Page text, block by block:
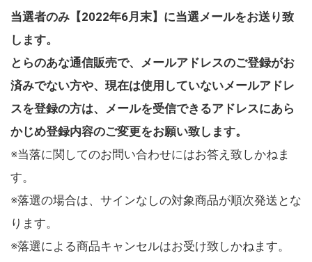
当選者のみ【2022年6月末】に当選メールをお送り致
します。
とらのあな通信販売で、メールアドレスのご登録がお
済みでない方や、現在は使用していないメールアドレ
スを登録の方は、メールを受信できるアドレスにあら
かじめ登録内容のご変更をお願い致します。
※当落に関してのお問い合わせにはお答え致しかねま
す。
※落選の場合は、サインなしの対象商品が順次発送とな
ります。
※落選による商品キャンセルはお受け致しかねます。